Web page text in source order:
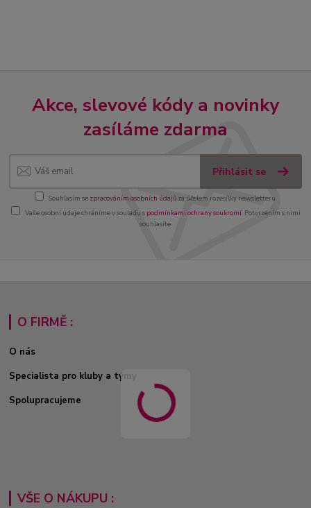
Akce, slevové kódy a novinky
zasíláme zdarma
Přihlásit se
Souhlasím se zpracováním osobních údajůza účelem rozesílky newsletteru.
Vaše osobní údaje chráníme v souladu s podmínkami ochrany soukromí. Potvrzením s nimi
souhlasíte.
O FIRMĚ :
O nás
Specialista pro kluby a týmy
Spolupracujeme
VŠE O NÁKUPU :